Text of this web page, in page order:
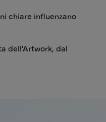
chiare influenzano
dell'Artwork, dal